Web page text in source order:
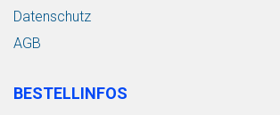
Datenschutz
AGB
BESTELLINFOS